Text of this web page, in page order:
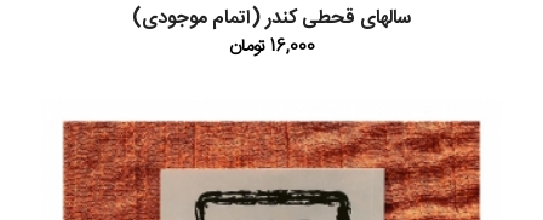
سالهای قحطی کندر (اتمام موجودی)
16,000تومان